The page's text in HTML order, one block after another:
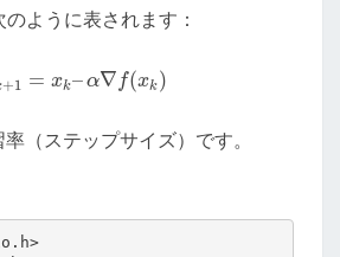
ように表されます：
+1 = xk–α∇ f(xk)
xk +1 =xk–α∇f( xk)
（ステップサイズ）です。